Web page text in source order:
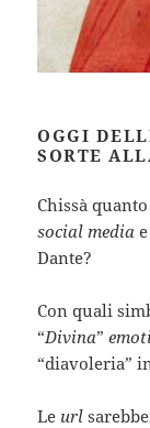
OGGI
SORTE
Chissà
social media e
Dante?
Con quali
“Divina”
“diavoleria”
Le url